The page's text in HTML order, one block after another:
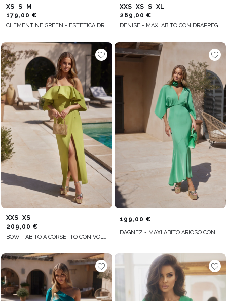
XS S
M
179,00 €
CLEMENTINE GREEN - ESTETICA DRAPPEGGIATA IN UN MINI ABITO
XXS XS S XL
269,00 €
DENISE - MAXI ABITO CON DRAPPEGGI ELEGANTI E RETE
XXS XS
209,00 €
BOW - ABITO A CORSETTO CON VOLANT E SPALLINE STACCABILI
199,00 €
DAGNEZ - MAXI ABITO ARIOSO CON GIROCOLLO IMPREZIOSITO